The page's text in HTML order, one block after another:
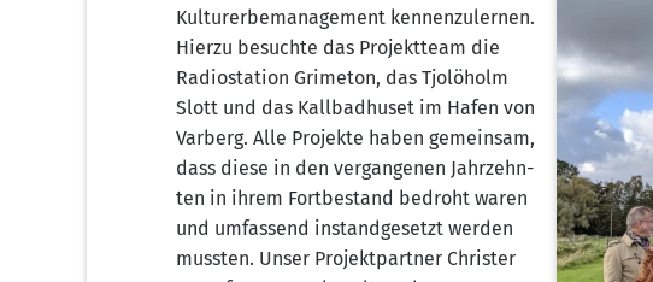
Kul­tur­er­be­ma­nage­ment ken­nen­zu­ler­nen.
Hier­zu besuch­te das Pro­jekt­team die
Radio­sta­ti­on Gri­me­ton, das Tjo­löholm
Slott und das Kall­bad­hu­set im Hafen von
Var­berg. Alle Pro­jek­te haben gemein­sam,
dass die­se in den ver­gan­ge­nen Jahr­zehn­
ten in ihrem Fort­be­stand bedroht waren
und umfas­send instand­ge­setzt wer­den
muss­ten. Unser Pro­jekt­part­ner Chris­ter